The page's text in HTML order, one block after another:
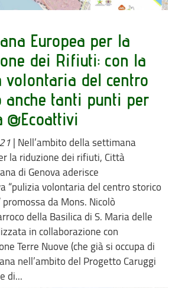
Europea per la
dei Rifiuti: con la
volontaria del centro
anche tanti punti per
@Ecoattivi
| Nell’ambito della settimana
la riduzione dei rifiuti, Città
di Genova aderisce
“pulizia volontaria del centro storico
promossa da Mons. Nicolò
della Basilica di S. Maria delle
in collaborazione con
Terre Nuove (che già si occupa di
nell’ambito del Progetto Caruggi
di...